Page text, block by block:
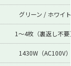
グリーン / ホワイ
1～4枚（裏返し不
1430W（AC100V